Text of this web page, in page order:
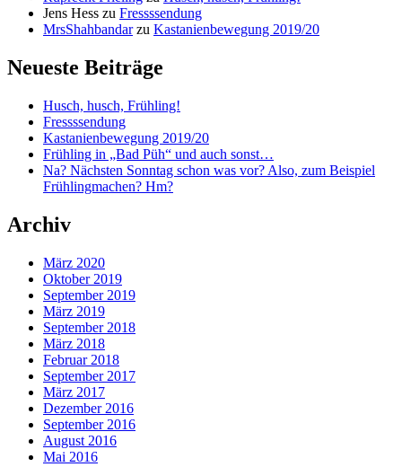
Jens Hess zu Fressssendung
MrsShahbandarzu Kastanienbewegung 2019/20
Neueste Beiträge
Husch, husch, Frühling!
Fressssendung
Kastanienbewegung 2019/20
Frühling in „Bad Püh“ und auch sonst…
Na? Nächsten Sonntag schon was vor? Also, zum Beispiel
Frühlingmachen? Hm?
Archiv
März 2020
Oktober 2019
September 2019
März 2019
September 2018
März 2018
Februar 2018
September 2017
März 2017
Dezember 2016
September 2016
August 2016
Mai 2016